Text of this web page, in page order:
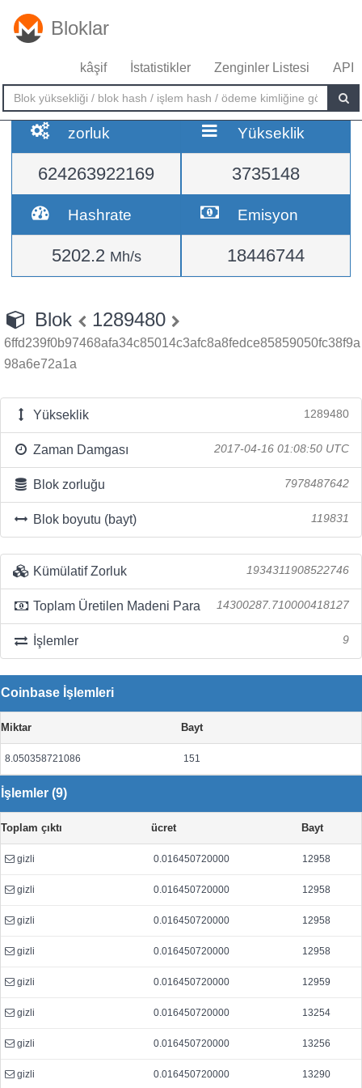
Bloklar
kâşif İstatistikler Zenginler Listesi API
zorluk
624263922169
Yükseklik
3735148
Hashrate
5202.2 Mh/s
Emisyon
18446744
Blok 1289480
6ffd239f0b97468afa34c85014c3afc8a8fedce85859050fc38f9a
98a6e72a1a
Yükseklik 1289480
Zaman Damgası 2017-04-16 01:08:50 UTC
Blok zorluğu 7978487642
Blok boyutu (bayt) 119831
Kümülatif Zorluk 1934311908522746
Toplam Üretilen Madeni Para 14300287.710000418127
İşlemler 9
Coinbase İşlemleri
Miktar Bayt
8.050358721086 151
İşlemler (9)
Toplam çıktı ücret Bayt
gizli 0.016450720000 12958
gizli 0.016450720000 12958
gizli 0.016450720000 12958
gizli 0.016450720000 12958
gizli 0.016450720000 12959
gizli 0.016450720000 13254
gizli 0.016450720000 13256
gizli 0.016450720000 13290